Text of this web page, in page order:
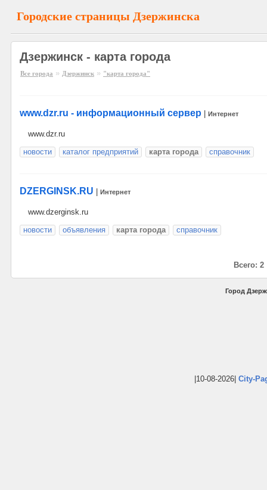
Городские страницы Дзержинска
Дзержинск - карта города
Все города » Дзержинск » "карта города"
www.dzr.ru - информационный сервер Интернет
www.dzr.ru
новости
каталог предприятий карта города справочник
DZERGINSK.RU Интернет
www.dzerginsk.ru
новости
объявления карта города справочник
Всего: 2
Город
|10-08-2026| City-